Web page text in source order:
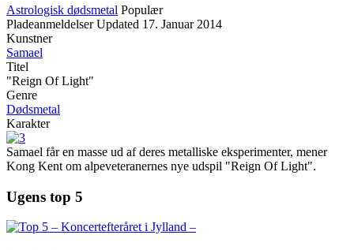
Astrologisk dødsmetal Populær
Pladeanmeldelser Updated 17. Januar 2014
Kunstner
Samael
Titel
"Reign Of Light"
Genre
Dødsmetal
Karakter
Samael får en masse ud af deres metalliske eksperimenter, mener
Kong Kent om alpeveteranernes nye udspil "Reign Of Light".
Ugens top 5